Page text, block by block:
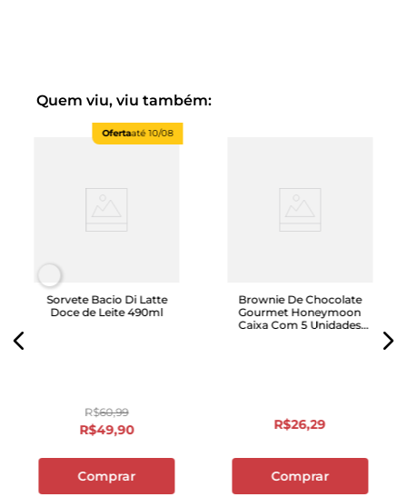
Quem viu, viu também:
Ofertaaté10/08
Sorvete Bacio Di Latte
Doce de Leite 490ml
R$60,99
R$49,90
Comprar
Brownie De Chocolate
Gourmet Honeymoon
Caixa Com 5 Unidades
R$26,29
Comprar